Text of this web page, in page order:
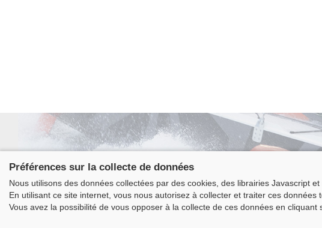
Classe Figaro
La Base 56100
Préférences sur la collecte de données
Nous utilisons des données collectées par des cookies, des librairies Javascript
En utilisant ce site internet, vous nous autorisez à collecter et traiter ces données
Vous avez la possibilité de vous opposer à la collecte de ces données en cliquant